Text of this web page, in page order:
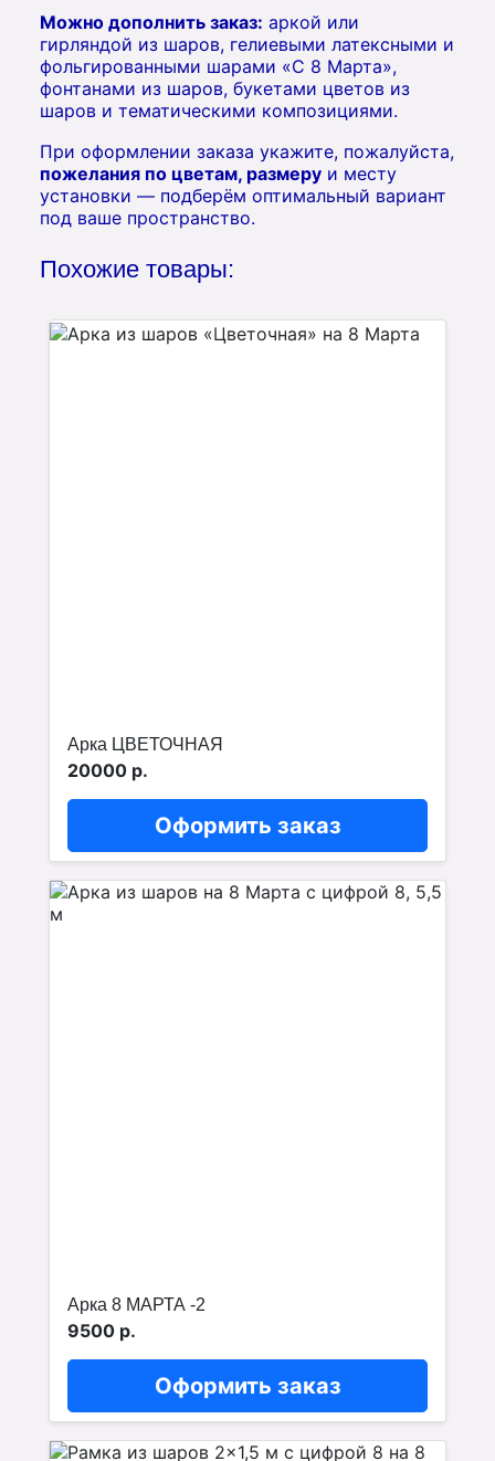
Можно дополнить заказ: аркой или
гирляндой из шаров, гелиевыми латексными и
фольгированными шарами «С 8 Марта»,
фонтанами из шаров, букетами цветов из
шаров и тематическими композициями.
При оформлении заказа укажите, пожалуйста,
пожелания по цветам, размеру и месту
установки — подберём оптимальный вариант
под ваше пространство.
Похожие товары:
Арка ЦВЕТОЧНАЯ
20000 р.
Оформить заказ
Арка 8 МАРТА -2
9500 р.
Оформить заказ